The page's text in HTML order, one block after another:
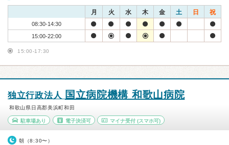
月 火 水 木 金 土 日 祝
08:30-14:30
15:00-22:00
15:00-17:30
独立行政法人 国立病院機構 和歌山病院
和歌山県日高郡美浜町和田
駐車場あり 電子決済可 マイナ受付 (スマホ可)
朝（8:30〜）